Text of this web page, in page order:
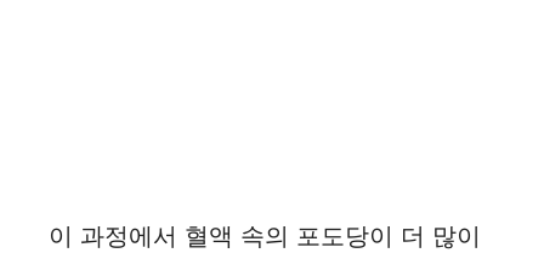
이 과정에서 혈액 속의 포도당이 더 많이